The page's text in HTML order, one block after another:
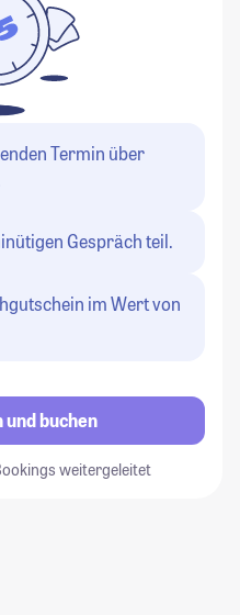
Termin über
Gespräch teil.
im Wert von
buchen
weitergeleitet